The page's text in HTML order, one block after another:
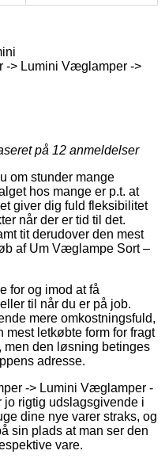
-> Lumini Væglamper ->
på 12 anmeldelser
om stunder mange
hos mange er p.t. at
giver dig fuld fleksibilitet
når der er tid til det.
tit derudover den mest
af Um Væglampe Sort –
for og imod at få
til når du er på job.
mere omkostningsfuld,
mest letkøbte form for fragt
men den løsning betinges
adresse.
-> Lumini Væglamper -
rigtig udslagsgivende i
dine nye varer straks, og
sin plads at man ser den
vare.